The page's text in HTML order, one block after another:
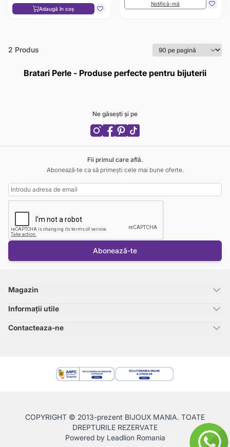
Adaugă în coș
Notifică-mă
2 Produs
Bratari Perle - Produse perfecte pentru bijuterii
Ne găsești și pe
Fii primul care află.
Abonează-te ca să primești cele mai bune oferte.
Adresa Email
Abonează-te
Magazin
Informații utile
Contacteaza-ne
COPYRIGHT © 2013-prezent BIJOUX MANIA. TOATE
DREPTURILE REZERVATE
Powered by Leadlion Romania